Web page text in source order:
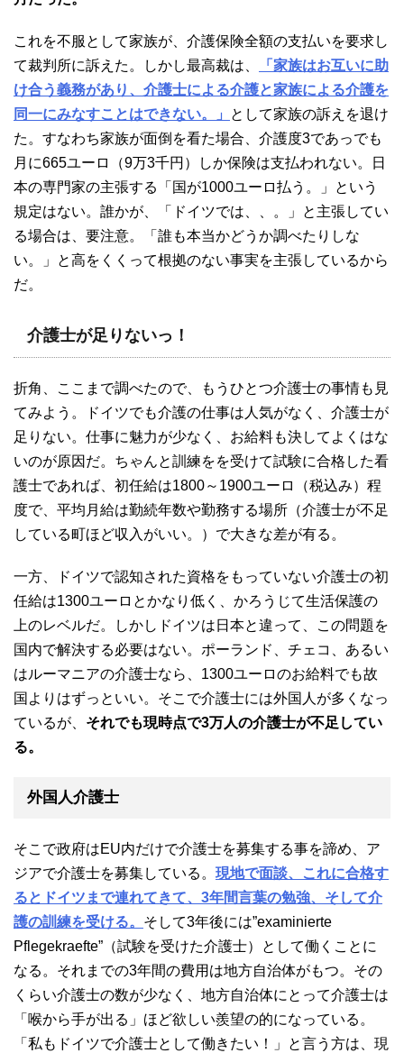
これを不服として家族が、介護保険全額の支払いを要求し
て裁判所に訴えた。しかし最高裁は、
「家族はお互いに助
け合う義務があり、介護士による介護と家族による介護を
同一にみなすことはできない。」
として家族の訴えを退け
た。すなわち家族が面倒を看た場合、介護度3であっでも
月に665ユーロ（9万3千円）しか保険は支払われない。日
本の専門家の主張する「国が1000ユーロ払う。」という
規定はない。誰かが、「ドイツでは、、。」と主張してい
る場合は、要注意。「誰も本当かどうか調べたりしな
い。」と高をくくって根拠のない事実を主張しているから
だ。
介護士が足りないっ！
折角、ここまで調べたので、もうひとつ介護士の事情も見
てみよう。ドイツでも介護の仕事は人気がなく、介護士が
足りない。仕事に魅力が少なく、お給料も決してよくはな
いのが原因だ。ちゃんと訓練をを受けて試験に合格した看
護士であれば、初任給は1800～1900ユーロ（税込み）程
度で、平均月給は勤続年数や勤務する場所（介護士が不足
している町ほど収入がいい。）で大きな差が有る。
一方、ドイツで認知された資格をもっていない介護士の初
任給は1300ユーロとかなり低く、かろうじて生活保護の
上のレベルだ。しかしドイツは日本と違って、この問題を
国内で解決する必要はない。ポーランド、チェコ、あるい
はルーマニアの介護士なら、1300ユーロのお給料でも故
国よりはずっといい。そこで介護士には外国人が多くなっ
ているが、 それでも現時点で3万人の介護士が不足してい
る。
外国人介護士
そこで政府はEU内だけで介護士を募集する事を諦め、ア
ジアで介護士を募集している。 現地で面談、これに合格す
るとドイツまで連れてきて、3年間言葉の勉強、そして介
護の訓練を受ける。 そして3年後には”examinierte
Pflegekraefte”（試験を受けた介護士）として働くことに
なる。それまでの3年間の費用は地方自治体がもつ。その
くらい介護士の数が少なく、地方自治体にとって介護士は
「喉から手が出る」ほど欲しい羨望の的になっている。
「私もドイツで介護士として働きたい！」と言う方は、現